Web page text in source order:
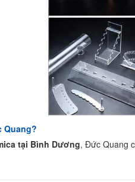
Quang?
tại Bình Dương, Đức Quang